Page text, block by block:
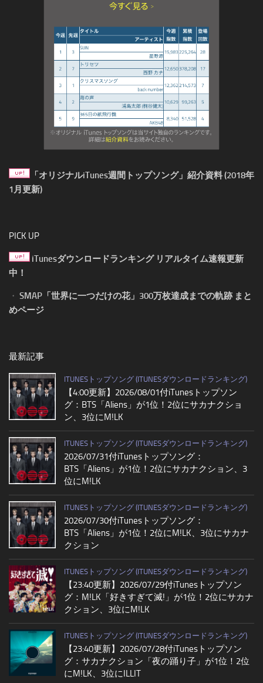
「オリジナルiTunes週間トップソング」紹介資料 (2018年
1月更新)
PICK UP
iTunesダウンロードランキング リアルタイム速報更新
中！
・ SMAP「世界に一つだけの花」300万枚達成までの軌跡 まと
めページ
最新記事
ITUNESトップソング (ITUNESダウンロードランキング)
【4:00更新】2026/08/01付iTunesトップソン
グ：BTS「Aliens」が1位！2位にサカナクショ
ン、3位にM!LK
ITUNESトップソング (ITUNESダウンロードランキング)
2026/07/31付iTunesトップソング：
BTS「Aliens」が1位！2位にサカナクション、3
位にM!LK
ITUNESトップソング (ITUNESダウンロードランキング)
2026/07/30付iTunesトップソング：
BTS「Aliens」が1位！2位にM!LK、3位にサカナ
クション
ITUNESトップソング (ITUNESダウンロードランキング)
【23:40更新】2026/07/29付iTunesトップソン
グ：M!LK「好きすぎて滅!」が1位！2位にサカナ
クション、3位にM!LK
ITUNESトップソング (ITUNESダウンロードランキング)
【23:40更新】2026/07/28付iTunesトップソン
グ：サカナクション「夜の踊り子」が1位！2位
にM!LK、3位にILLIT